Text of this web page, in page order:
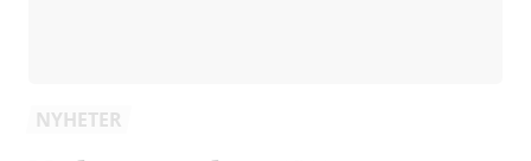
NYHETER